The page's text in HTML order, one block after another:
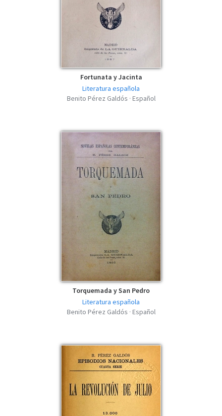
Fortunata y Jacinta
Literatura española
Benito Pérez Galdós · Español
Torquemada y San Pedro
Literatura española
Benito Pérez Galdós · Español